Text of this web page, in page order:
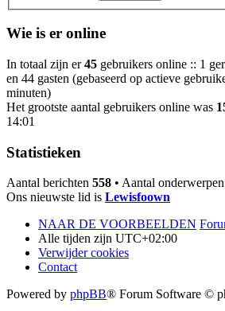
Wie is er online
In totaal zijn er45 gebruikers online :: 1
en 44 gasten (gebaseerd op actieve
minuten)
Het grootste aantal gebruikers online was
14:01
Statistieken
Aantal berichten 558 • Aantal onderwerpen
Ons nieuwste lid is Lewisfoown
NAAR DE VOORBEELDEN
Alle tijden zijn UTC+02:00
Verwijder cookies
Contact
Powered by phpBB® Forum Software ©